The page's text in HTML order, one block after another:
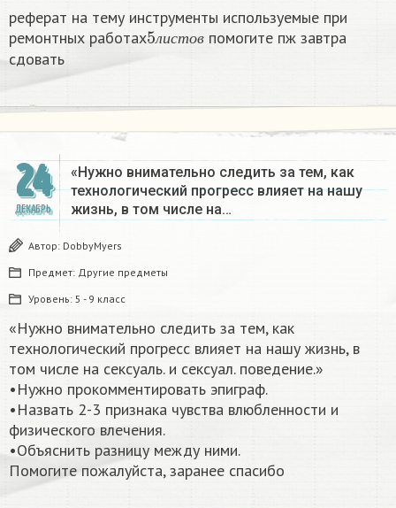
реферат на тему инструменты используемые при
ремонтных работах
л и ст о в
5листов
помогите пж завтра
сдовать​
24
ДЕКАБРЬ
«Нужно внимательно следить за тем, как
технологический прогресс влияет на нашу
жизнь, в том числе на…
Автор: DobbyMyers
Предмет: Другие предметы
Уровень: 5 - 9 класс
«Нужно внимательно следить за тем, как
технологический прогресс влияет на нашу жизнь, в
том числе на сексуаль. и сексуал. поведение.»
•Нужно прокомментировать эпиграф.
•Назвать 2-3 признака чувства влюбленности и
физического влечения.
•Объяснить разницу между ними.
Помогите пожалуйста, заранее спасибо​